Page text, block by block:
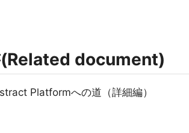
(Related document)
Platformへの道（詳細編）